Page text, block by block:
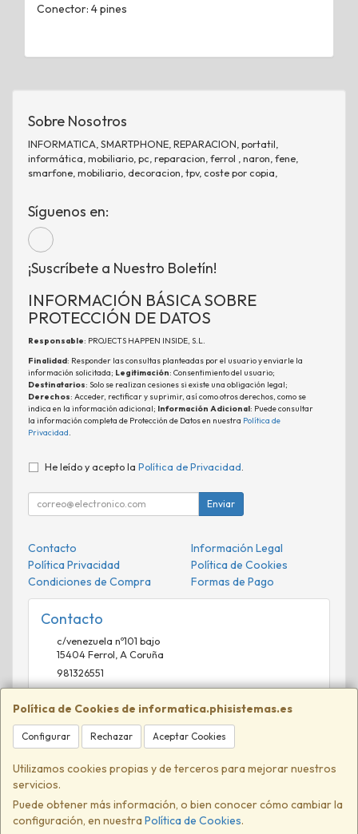
Conector: 4 pines
Política de Cookies de informatica.phisistemas.es
Configurar Rechazar Aceptar Cookies
Utilizamos cookies propias y de terceros para mejorar nuestros
servicios.
Puede obtener más información, o bien conocer cómo cambiar la
configuración, en nuestra Política de Cookies.
Sobre Nosotros
INFORMATICA, SMARTPHONE, REPARACION, portatil,
informática, mobiliario, pc, reparacion, ferrol , naron, fene,
smarfone, mobiliario, decoracion, tpv, coste por copia,
Síguenos en:
¡Suscríbete a Nuestro Boletín!
INFORMACIÓN BÁSICA SOBRE
PROTECCIÓN DE DATOS
Responsable: PROJECTS HAPPEN INSIDE, S.L.
Finalidad: Responder las consultas planteadas por el usuario y enviarle la
información solicitada; Legitimación: Consentimiento del usuario;
Destinatarios: Solo se realizan cesiones si existe una obligación legal;
Derechos: Acceder, rectificar y suprimir, así como otros derechos, como se
indica en la información adicional; Información Adicional: Puede consultar
la información completa de Protección de Datos en nuestra Política de
Privacidad.
He leído y acepto la Política de Privacidad
Enviar
Contacto
Información Legal
Política Privacidad
Política de Cookies
Condiciones de Compra
Formas de Pago
Contacto
c/venezuela nº101 bajo
15404Ferrol A Coruña
981326551
comercial@phisistemas.es
Horario
09:00-13:00 16:00-20:00
, , , , España. - C.I.F.: B70579842 - Tfno: